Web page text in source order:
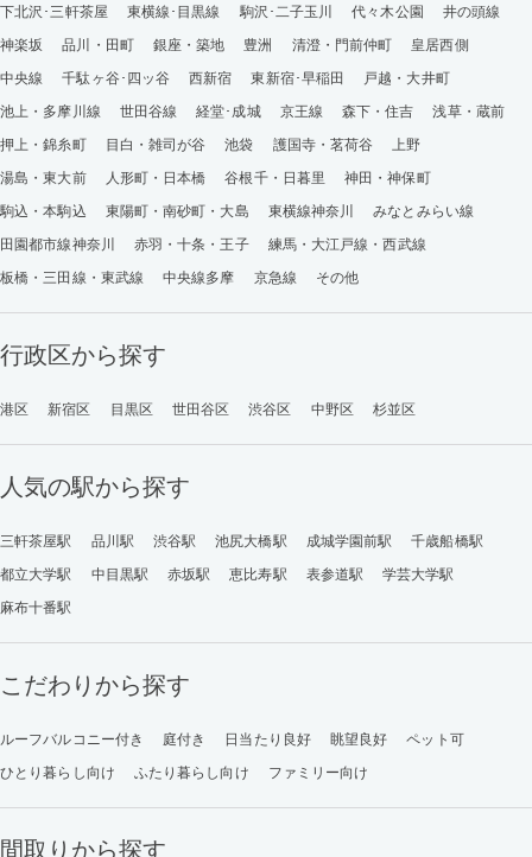
下北沢･三軒茶屋
東横線･目黒線 駒沢･二子玉川 代々木公園
井の頭線
神楽坂
品川・田町 銀座・築地 豊洲 清澄・門前仲町
皇居西側
中央線
千駄ヶ谷･四ッ谷 西新宿 東新宿･早稲田
戸越・大井町
池上・多摩川線
世田谷線 経堂･成城 京王線 森下・住吉
浅草・蔵前
押上・錦糸町
目白・雑司が谷 池袋 護国寺・茗荷谷
上野
湯島・東大前
人形町・日本橋 谷根千・日暮里
神田・神保町
駒込・本駒込
東陽町・南砂町・大島 東横線神奈川
みなとみらい線
田園都市線神奈川
赤羽・十条・王子
練馬・大江戸線・西武線
板橋・三田線・東武線
中央線多摩 京急線 その他
行政区から探す
港区 新宿区 目黒区 世田谷区 渋谷区 中野区 杉並区
人気の駅から探す
三軒茶屋駅 品川駅 渋谷駅 池尻大橋駅 成城学園前駅
千歳船橋駅
都立大学駅
中目黒駅 赤坂駅 恵比寿駅 表参道駅
学芸大学駅
麻布十番駅
こだわりから探す
ルーフバルコニー付き 庭付き 日当たり良好 眺望良好
ペット可
ひとり暮らし向け
ふたり暮らし向け ファミリー向け
間取りから探す